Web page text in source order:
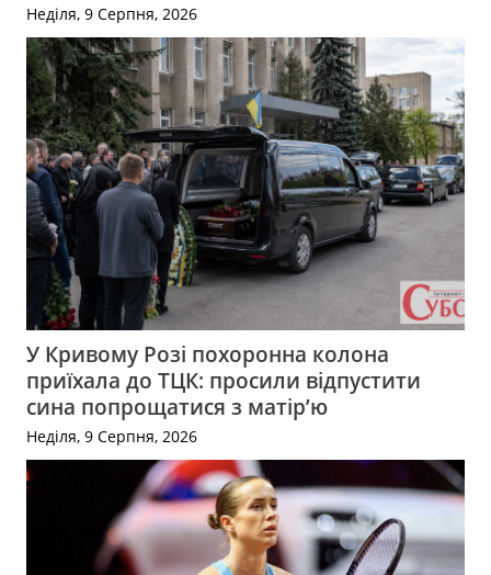
Неділя, 9 Серпня, 2026
У Кривому Розі похоронна колона
приїхала до ТЦК: просили відпустити
сина попрощатися з матір’ю
Неділя, 9 Серпня, 2026